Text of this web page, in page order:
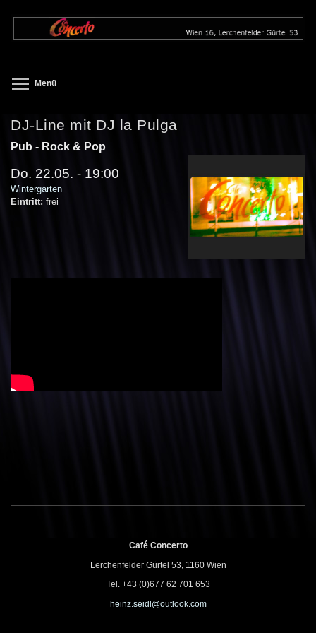
zum
Menü
DJ-Line mit DJ la Pulga
Pub - Rock & Pop
Do. 22.05. - 19:00
Wintergarten
Eintritt: frei
Café Concerto
Lerchenfelder Gürtel 53, 1160 Wien
Tel. +43 (0)677 62 701 653
heinz.seidl@outlook.com